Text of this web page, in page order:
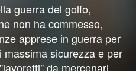
guerra del golfo,
non ha commesso,
apprese in guerra per
sicurezza e per
da mercenari.